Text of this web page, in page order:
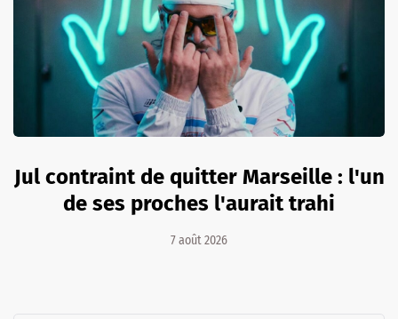
Jul contraint de quitter Marseille : l'un
de ses proches l'aurait trahi
7 août 2026